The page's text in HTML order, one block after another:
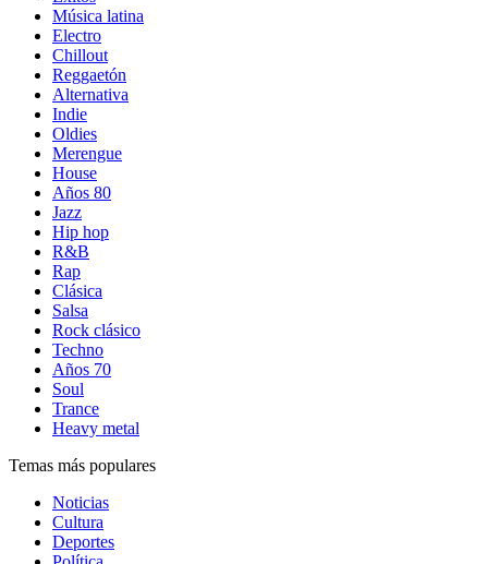
Música latina
Electro
Chillout
Reggaetón
Alternativa
Indie
Oldies
Merengue
House
Años 80
Jazz
Hip hop
R&B
Rap
Clásica
Salsa
Rock clásico
Techno
Años 70
Soul
Trance
Heavy metal
Temas más populares
Noticias
Cultura
Deportes